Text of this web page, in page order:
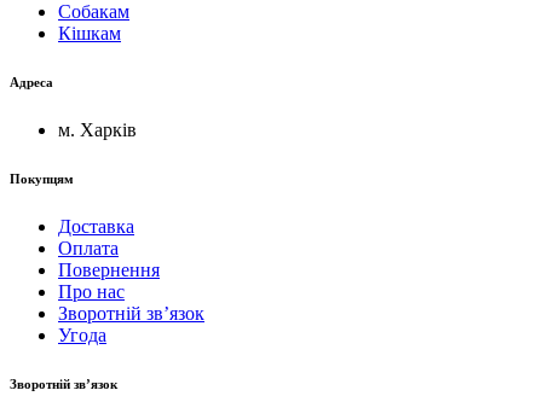
Собакам
Кішкам
Адреса
м. Харків
Покупцям
Доставка
Оплата
Повернення
Про нас
Зворотній зв’язок
Угода
Зворотній зв’язок